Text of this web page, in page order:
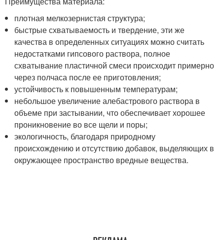
плотная мелкозернистая структура;
быстрые схватываемость и твердение, эти же
качества в определенных ситуациях можно считать
недостатками гипсового раствора, полное
схватывание пластичной смеси происходит примерно
через полчаса после ее приготовления;
устойчивость к повышенным температурам;
небольшое увеличение алебастрового раствора в
объеме при застывании, что обеспечивает хорошее
проникновение во все щели и поры;
экологичность, благодаря природному
происхождению и отсутствию добавок, выделяющих в
окружающее пространство вредные вещества.